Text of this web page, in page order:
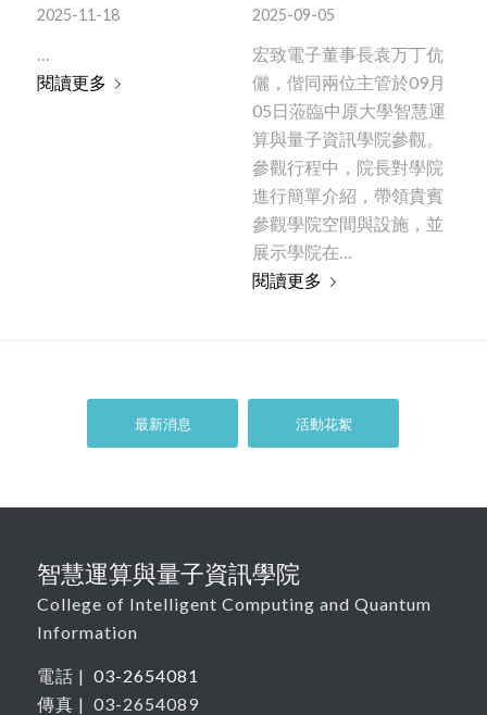
2025-11-18
閱讀更多
2025-09-05
宏致電子董事長袁万丁伉
儷，偕同兩位主管於09月
05日蒞臨中原大學智慧運
算與量子資訊學院參觀。
參觀行程中，院長對學院
進行簡單介紹，帶領貴賓
參觀學院空間與設施，並
展示學院在…
閱讀更多
最新消息 活動花絮
智慧運算與量子資訊學院
College of Intelligent Computing and Quantum
Information
電話 | 03-2654081
傳真 | 03-2654089